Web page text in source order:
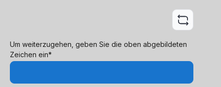
Um weiterzugehen, geben Sie die oben abgebildeten
Zeichen ein*